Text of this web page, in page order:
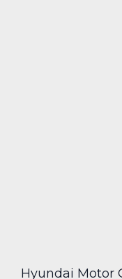
Hyundai Motor